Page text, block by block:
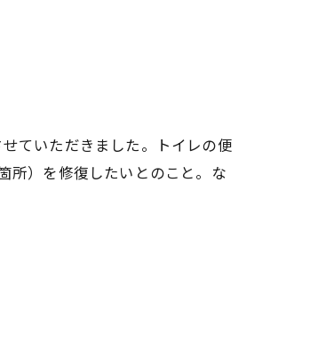
ていただきました。トイレの便
所）を修復したいとのこと。な